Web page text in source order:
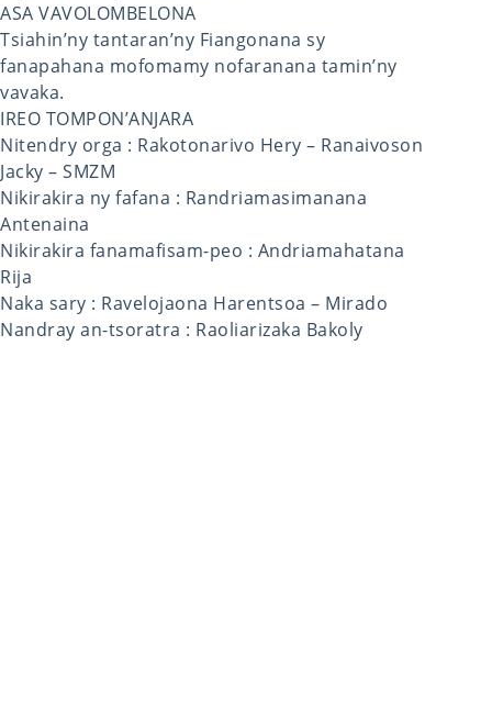
ASA VAVOLOMBELONA
Tsiahin’ny tantaran’ny Fiangonana sy
fanapahana mofomamy nofaranana tamin’ny
vavaka.
IREO TOMPON’ANJARA
Nitendry orga : Rakotonarivo Hery – Ranaivoson
Jacky – SMZM
Nikirakira ny fafana : Randriamasimanana
Antenaina
Nikirakira fanamafisam-peo : Andriamahatana
Rija
Naka sary : Ravelojaona Harentsoa – Mirado
Nandray an-tsoratra : Raoliarizaka Bakoly